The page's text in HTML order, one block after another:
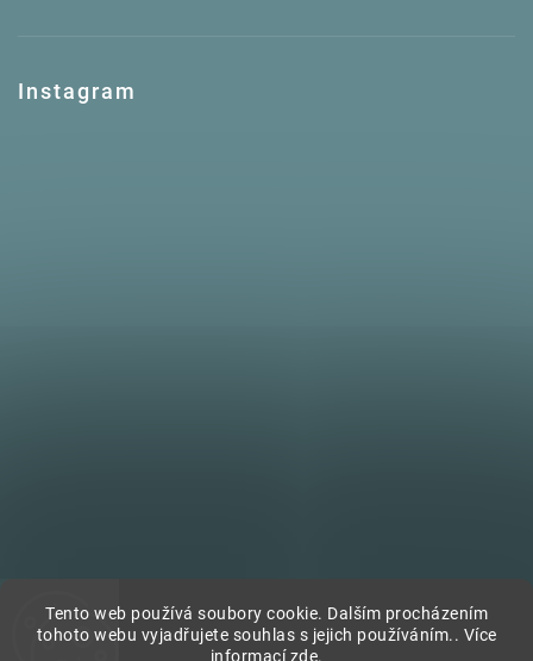
Tento web používá soubory cookie. Dalším procházením
tohoto webu vyjadřujete souhlas s jejich používáním.. Více
informacízde.
Instagram
Sledovat na Instagramu